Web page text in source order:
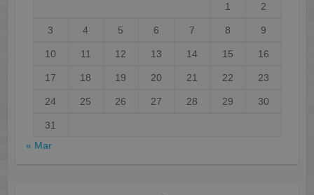
1 2
3 4 5 6 7 8 9
10 11 12 13 14 15 16
17 18 19 20 21 22 23
24 25 26 27 28 29 30
31
« Mar